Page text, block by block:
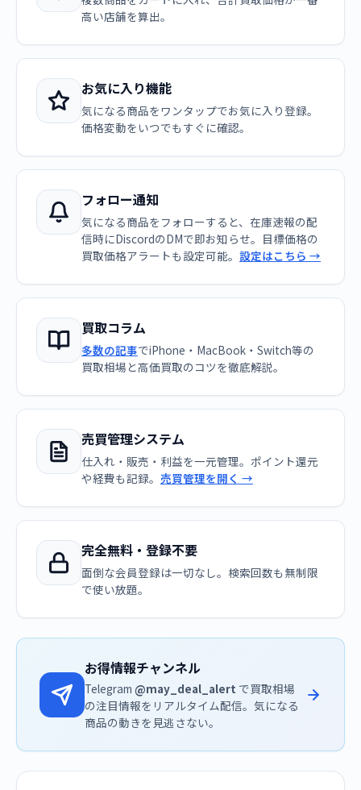
高い店舗を算出。
お気に入り機能
気になる商品をワンタップでお気に入り登録。
価格変動をいつでもすぐに確認。
フォロー通知
気になる商品をフォローすると、在庫速報の配
信時にDiscordのDMで即お知らせ。目標価格の
買取価格アラートも設定可能。 設定はこちら →
買取コラム
多数の記事でiPhone・MacBook・Switch等の
買取相場と高価買取のコツを徹底解説。
売買管理システム
仕入れ・販売・利益を一元管理。ポイント還元
や経費も記録。 売買管理を開く →
完全無料・登録不要
面倒な会員登録は一切なし。検索回数も無制限
で使い放題。
お得情報チャンネル
Telegram @may_deal_alert で買取相場
の注目情報をリアルタイム配信。気になる
商品の動きを見逃さない。